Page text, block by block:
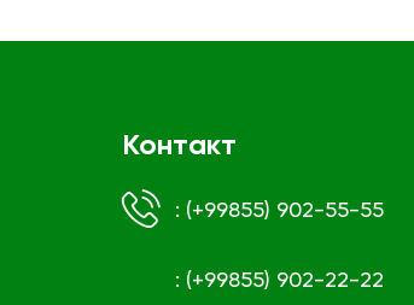
Контакт
: (+99855) 902-55-55
: (+99855) 902-22-22